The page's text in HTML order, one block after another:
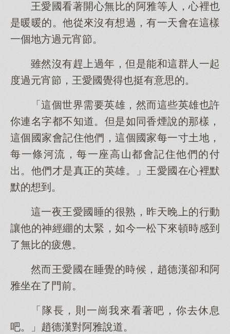
王愛國看著開心無比的阿雅等人，心裡也
是暖暖的。他從來沒有想過，有一天會在這樣
一個地方過元宵節。
雖然沒有趕上過年，但是能和這群人一起
度過元宵節，王愛國覺得也挺有意思的。
「這個世界需要英雄，然而這些英雄也許
你連名字都不知道。但是如同香煙說的那樣，
這個國家會記住他們，這個國家每一寸土地，
每一條河流，每一座高山都會記住他們的付
出。他們才是真正的英雄。」王愛國在心裡默
默的想到。
這一夜王愛國睡的很熟，昨天晚上的行動
讓他的神經綳的太緊，如今一松下來頓時感到
了無比的疲憊。
然而王愛國在睡覺的時候，趙德漢卻和阿
雅坐在了門前。
「隊長，則一崗我來看著吧，你去休息
吧。」趙德漢對阿雅說道。